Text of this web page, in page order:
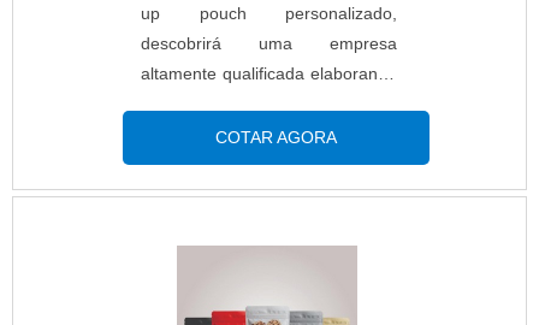
up pouch personalizado,
descobrirá uma empresa
altamente qualificada elaborando
melhor companhia do segmento
e encontrando sofisticação e
preço justo em um só
cliente poderá contar com
COTAR AGORA